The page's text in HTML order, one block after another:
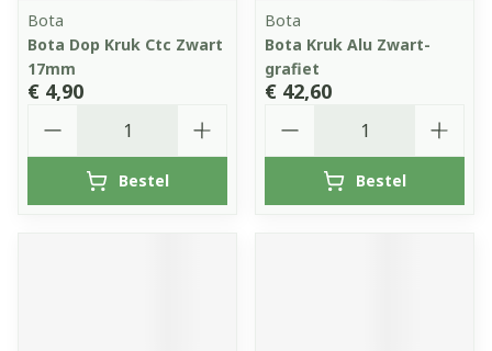
Bota
Bota Dop Kruk Ctc Zwart
17mm
€ 4,90
Bestel
Bota
Bota Kruk Alu Zwart-
grafiet
€ 42,60
Bestel